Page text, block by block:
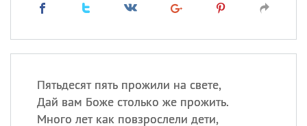
Пятьдесят пять прожили на свете,
Дай вам Боже столько же прожить.
Много лет как повзрослели дети,